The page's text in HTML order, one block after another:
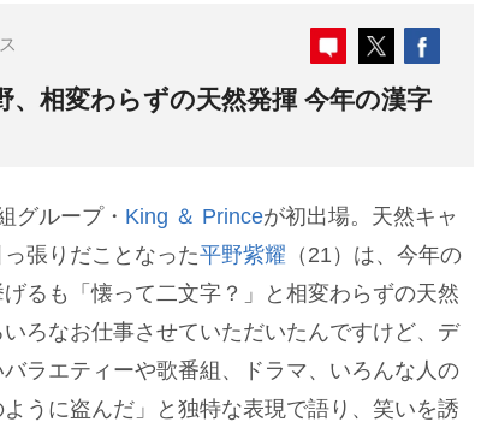
、相変わらずの天然発揮 今年の漢字
グループ・ King ＆ Princeが初出場。天然キャ
張りだことなった平野紫耀 （21）は、今年の
るも「懐って二文字？」と相変わらずの天然
ろなお仕事させていただいたんですけど、デ
ラエティーや歌番組、ドラマ、いろんな人の
うに盗んだ」と独特な表現で語り、笑いを誘